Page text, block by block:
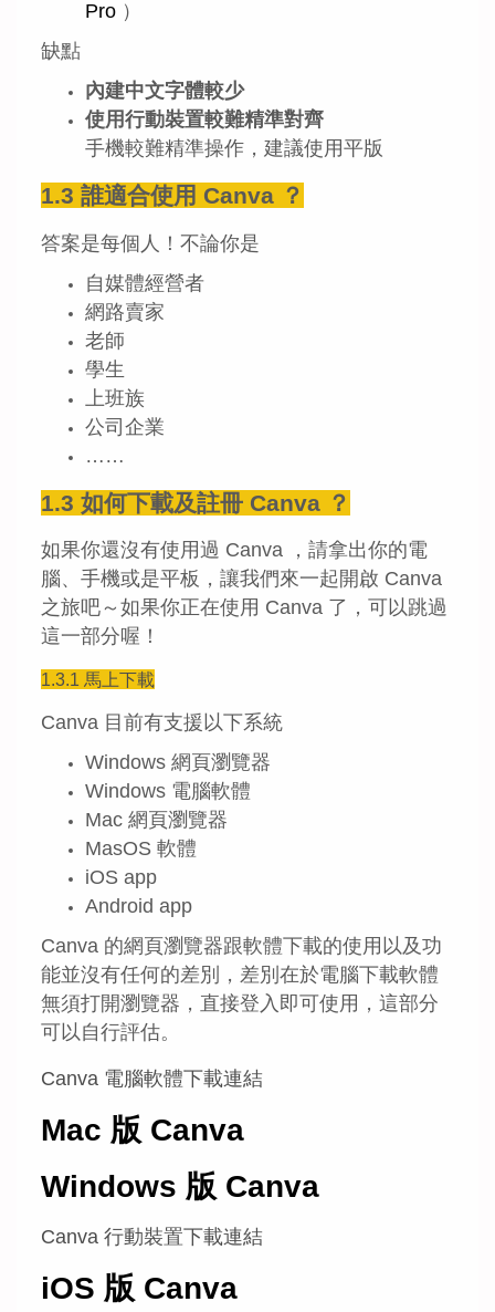
Pro ）
缺點
內建中文字體較少
使用行動裝置較難精準對齊
手機較難精準操作，建議使用平版
1.3 誰適合使用 Canva ？
答案是每個人！不論你是
自媒體經營者
網路賣家
老師
學生
上班族
公司企業
……
1.3 如何下載及註冊 Canva ？
如果你還沒有使用過 Canva ，請拿出你的電
腦、手機或是平板，讓我們來一起開啟 Canva
之旅吧～如果你正在使用 Canva 了，可以跳過
這一部分喔！
1.3.1 馬上下載
Canva 目前有支援以下系統
Windows 網頁瀏覽器
Windows 電腦軟體
Mac 網頁瀏覽器
MasOS 軟體
iOS app
Android app
Canva 的網頁瀏覽器跟軟體下載的使用以及功
能並沒有任何的差別，差別在於電腦下載軟體
無須打開瀏覽器，直接登入即可使用，這部分
可以自行評估。
Canva 電腦軟體下載連結
Mac 版 Canva
Windows 版 Canva
Canva 行動裝置下載連結
iOS 版 Canva